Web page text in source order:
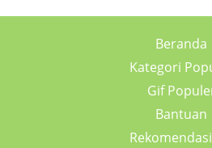
Beranda
Kategori
Gif
Bantuan